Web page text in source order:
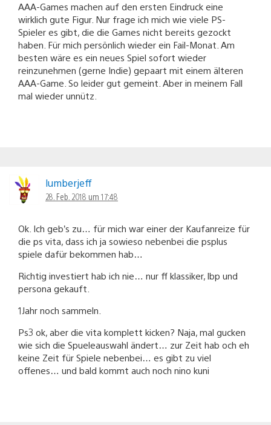
AAA-Games machen auf den ersten Eindruck eine
wirklich gute Figur. Nur frage ich mich wie viele PS-
Spieler es gibt, die die Games nicht bereits gezockt
haben. Für mich persönlich wieder ein Fail-Monat. Am
besten wäre es ein neues Spiel sofort wieder
reinzunehmen (gerne Indie) gepaart mit einem älteren
AAA-Game. So leider gut gemeint. Aber in meinem Fall
mal wieder unnütz.
lumberjeff
28. Feb. 2018 um 17:48
Ok. Ich geb’s zu… für mich war einer der Kaufanreize für
die ps vita, dass ich ja sowieso nebenbei die psplus
spiele dafür bekommen hab…
Richtig investiert hab ich nie… nur ff klassiker, lbp und
persona gekauft.
1Jahr noch sammeln.
Ps3 ok, aber die vita komplett kicken? Naja, mal gucken
wie sich die Spueleauswahl ändert… zur Zeit hab och eh
keine Zeit für Spiele nebenbei… es gibt zu viel
offenes… und bald kommt auch noch nino kuni